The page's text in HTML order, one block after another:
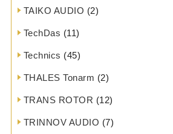
TAIKO AUDIO (2)
TechDas (11)
Technics (45)
THALES Tonarm (2)
TRANS ROTOR (12)
TRINNOV AUDIO (7)